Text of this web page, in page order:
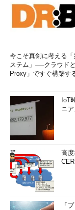
今こそ真剣に考える「
ステム」──クラウド
Proxy」ですぐ構築す
IoT
ニ
高
「